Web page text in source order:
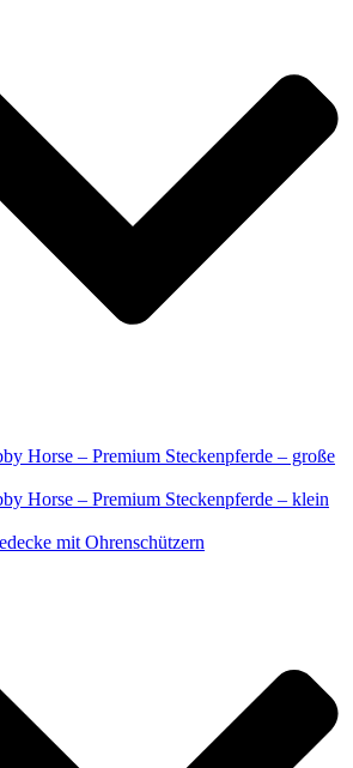
Horse – Premium Steckenpferde – große
Horse – Premium Steckenpferde – klein
mit Ohrenschützern